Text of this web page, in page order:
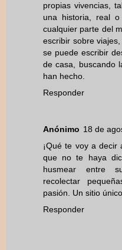
propias vivencias,
una historia, real
cualquier parte del
escribir sobre
se puede escribir
de casa, buscando
han hecho.
Responder
Anónimo 18 de
¡Qué te voy a decir
que no te haya
husmear entre
recolectar
pasión. Un sitio
Responder